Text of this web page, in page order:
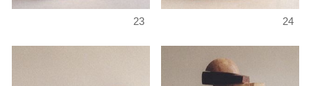
23 24